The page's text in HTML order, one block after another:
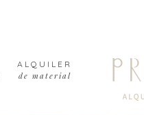
ALQUILER
de material